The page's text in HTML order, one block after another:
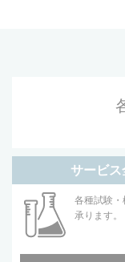
サービ
各種試験
承ります。